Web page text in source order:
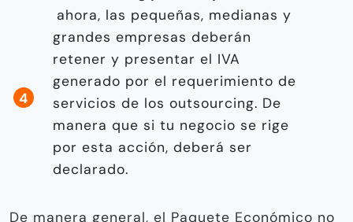
ahora, las pequeñas, medianas y
grandes empresas deberán
retener y presentar el IVA
generado por el requerimiento de
servicios de los outsourcing. De
manera que si tu negocio se rige
por esta acción, deberá ser
declarado.
De manera general, el Paquete Económico no